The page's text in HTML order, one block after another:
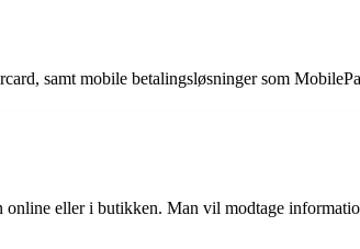
samt mobile betalingsløsninger som
eller i butikken. Man vil modtage